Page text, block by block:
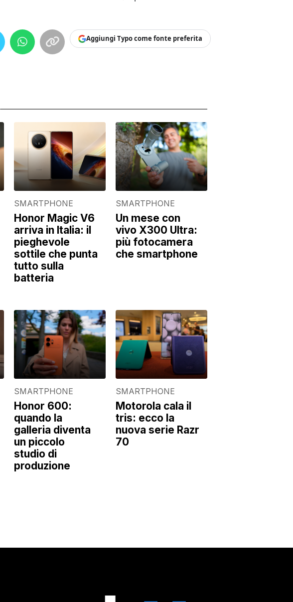
Aggiungi Typo come fonte preferita
SMARTPHONE
Honor Magic V6
arriva in Italia: il
pieghevole
sottile che punta
tutto sulla
batteria
SMARTPHONE
Un mese con
vivo X300 Ultra:
più fotocamera
che smartphone
SMARTPHONE
Honor 600:
quando la
galleria diventa
un piccolo
studio di
produzione
SMARTPHONE
Motorola cala il
tris: ecco la
nuova serie Razr
70